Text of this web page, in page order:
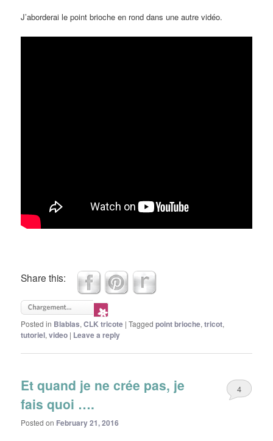
J’aborderai le point brioche en rond dans une autre vidéo.
Share this:
Posted in Blablas,CLK tricote |Tagged point brioche,tricot,
tutoriel,video | Leave a reply
Et quand je ne crée pas, je
fais quoi ….
Posted on February 21, 2016
4